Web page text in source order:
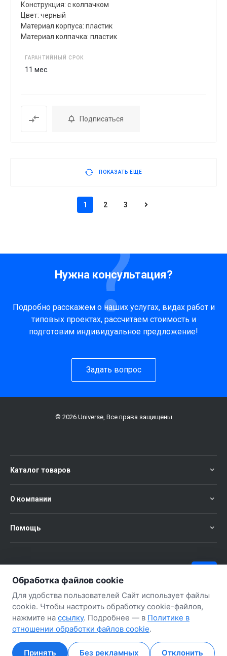
Конструкция: с колпачком
Цвет: черный
Материал корпуса: пластик
Материал колпачка: пластик
ГАРАНТИЙНЫЙ СРОК
11 мес.
Подписаться
ПОКАЗАТЬ ЕЩЕ
1 2 3
Нужна консультация?
Подробно расскажем о наших услугах, видах работ и
типовых проектах, рассчитаем стоимость и
подготовим индивидуальное предложение!
Задать вопрос
© 2026 Universe, Все права защищены
Каталог товаров
О компании
Помощь
+375 (29) 563-57-02
Обработка файлов cookie
Для удобства пользователей Сайт использует файлы
cookie. Чтобы настроить обработку cookie-файлов,
нажмите на ссылку. Подробнее — в Политике в
отношении обработки файлов cookie.
Принять Без рекламных Отклонить